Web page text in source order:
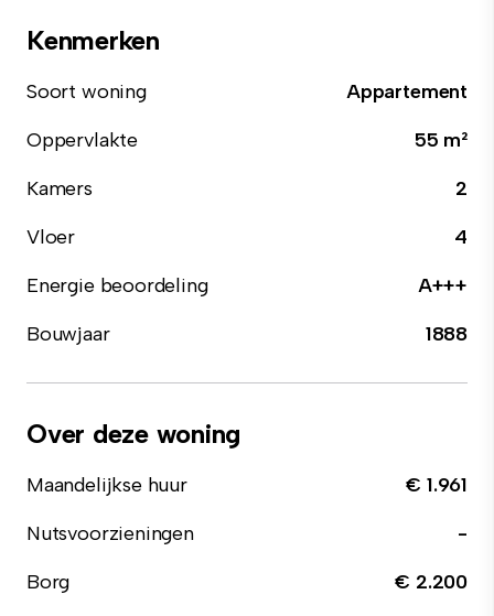
Kenmerken
Soort woning
Appartement
Oppervlakte
55 m²
Kamers
2
Vloer
4
Energie beoordeling
A+++
Bouwjaar
1888
Over deze woning
Maandelijkse huur
€ 1.961
Nutsvoorzieningen
-
Borg
€ 2.200